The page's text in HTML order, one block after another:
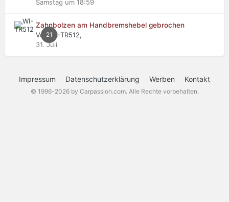
Samstag um 18:59
21
Zahnbolzen am Handbremshebel gebrochen
Von WI-TR512,
31. Juli
Impressum Datenschutzerklärung Werben Kontakt
© 1996-2026 by Carpassion.com. Alle Rechte vorbehalten.